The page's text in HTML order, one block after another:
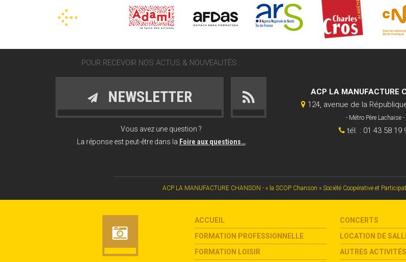
POUR RECEVOIR NOS ACTUS & NOUVEAUTÉS :
NEWSLETTER
Vous avez une question ?
La réponse est peut-être dans la Foire aux questions…
ACP LA MANUFACTURE
124, avenue de la
- Métro Père Lachaise -
tél. : 01 43 58 19
ACP LA MANUFACTURE CHANSON - « la SCOP Chanson » Société Coopérative et
ACCUEIL CONCERTS
FORMATION PROFESSIONNELLE
LOCATION DE
FORMATION LOISIR
AUTRES ACTIVITÉS